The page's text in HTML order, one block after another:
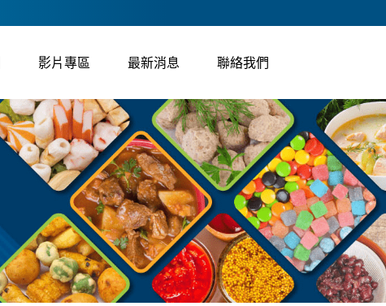
影片專區 最新消息 聯絡我們